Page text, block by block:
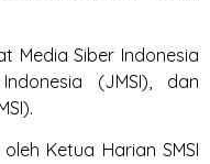
Media Siber Indonesia
(JMSI), dan
Ketua Harian SMSI